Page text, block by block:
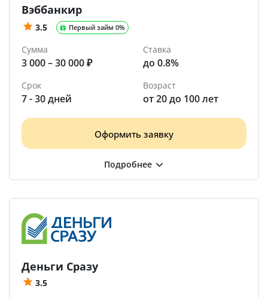
Вэббанкир
3.5 Первый займ 0%
Сумма
3 000 – 30 000 ₽
Ставка
до 0.8%
Срок
7 - 30 дней
Возраст
от 20 до 100 лет
Оформить заявку
Деньги Сразу
3.5